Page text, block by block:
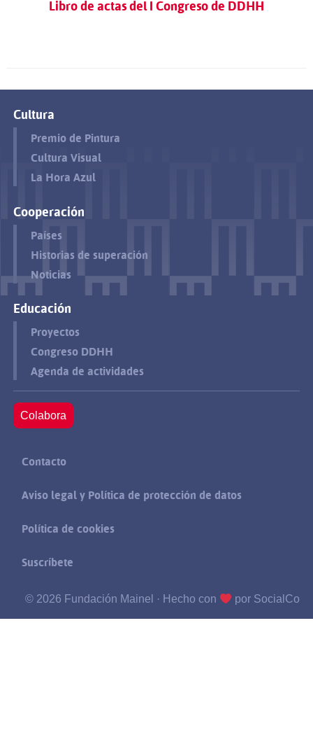
Libro de actas del I Congreso de DDHH
Cultura
Premio de Pintura
Cultura Visual
La Hora Azul
Cooperación
Países
Historias de superación
Noticias
Educación
Proyectos
Congreso DDHH
Agenda de actividades
Colabora
Contacto
Aviso legal y Política de protección de datos
Política de cookies
Suscríbete
© 2026 Fundación Mainel · Hecho con por SocialCo